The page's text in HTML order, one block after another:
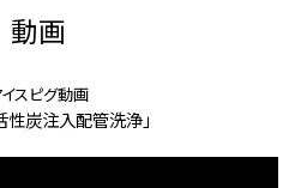
動画
スピグ動画
性炭注入配管洗浄」